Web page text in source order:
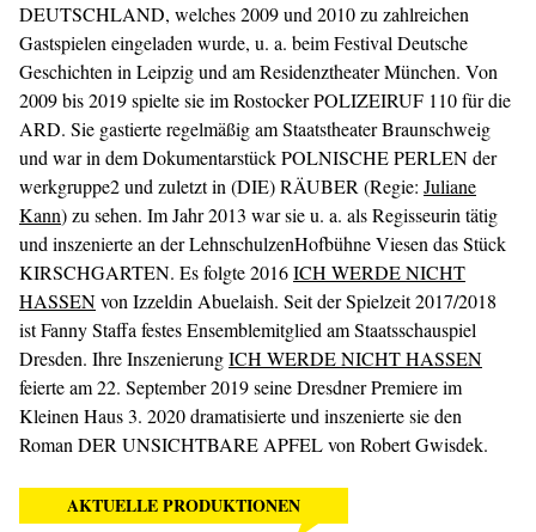
DEUTSCHLAND, welches 2009 und 2010 zu zahlreichen
Gastspielen eingeladen wurde, u. a. beim Festival Deutsche
Geschichten in Leipzig und am Residenztheater München. Von
2009 bis 2019 spielte sie im Rostocker POLIZEIRUF 110 für die
ARD. Sie gastierte regelmäßig am Staatstheater Braunschweig
und war in dem Dokumentarstück POLNISCHE PERLEN der
werkgruppe2 und zuletzt in (DIE) RÄUBER (Regie: Juliane
Kann) zu sehen. Im Jahr 2013 war sie u. a. als Regisseurin tätig
und inszenierte an der LehnschulzenHofbühne Viesen das Stück
KIRSCHGARTEN. Es folgte 2016ICH WERDE NICHT
HASSENvon Izzeldin Abuelaish. Seit der Spielzeit 2017/2018
ist Fanny Staffa festes Ensemblemitglied am Staatsschauspiel
Dresden. Ihre InszenierungICH WERDE NICHT HASSEN
feierte am 22. September 2019 seine Dresdner Premiere im
Kleinen Haus 3. 2020 dramatisierte und inszenierte sie den
Roman DER UNSICHTBARE APFEL von Robert Gwisdek.
AKTUELLE PRODUKTIONEN